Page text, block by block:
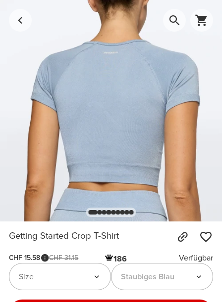
Getting Started Crop T-Shirt
CHF 15.58 CHF 31.15 186
Verfügbar
Staubiges Blau
Size